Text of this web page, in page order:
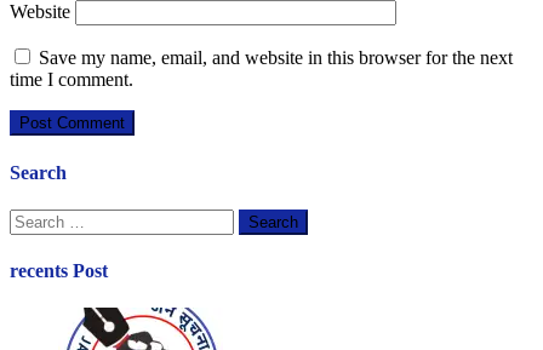
Website
Save my name, email, and website in this browser for the next
time I comment.
Search
Search
for:
recents Post